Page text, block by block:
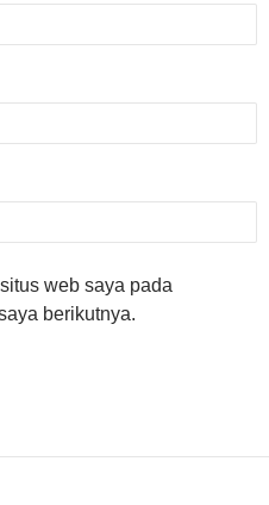
web saya pada
berikutnya.